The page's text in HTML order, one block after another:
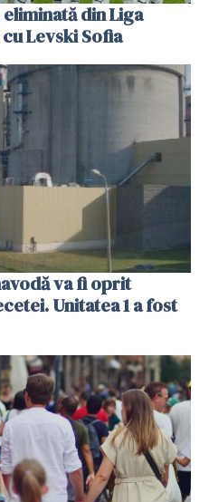
din Liga
Levski Sofia
va fi oprit
Unitatea 1 a fost